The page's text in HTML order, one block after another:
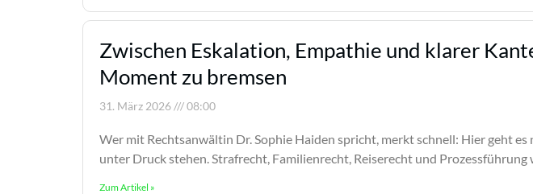
Zwischen Eskalation, Empathie und klarer
Moment zu bremsen
31. März 2026 08:00
Wer mit Rechtsanwältin Dr. Sophie Haiden spricht, merkt schnell: Hier geht
unter Druck stehen. Strafrecht, Familienrecht, Reiserecht und Prozessführung
Zum Artikel »